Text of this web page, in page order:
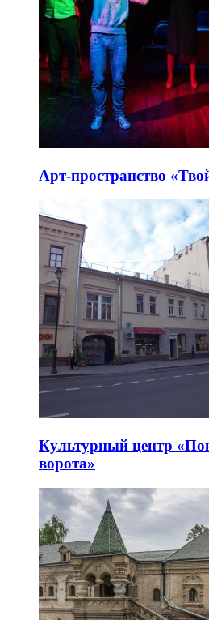
Арт-пространство
Культурный центр
ворота»